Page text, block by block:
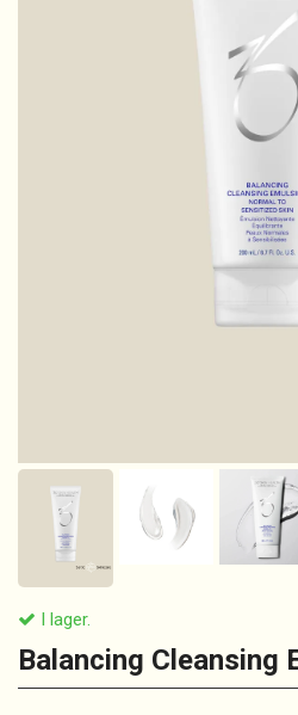
I lager.
Balancing Cleansing